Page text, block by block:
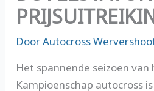
DoorAutocross
Het spannende seizoen
Kampioenschap autocross